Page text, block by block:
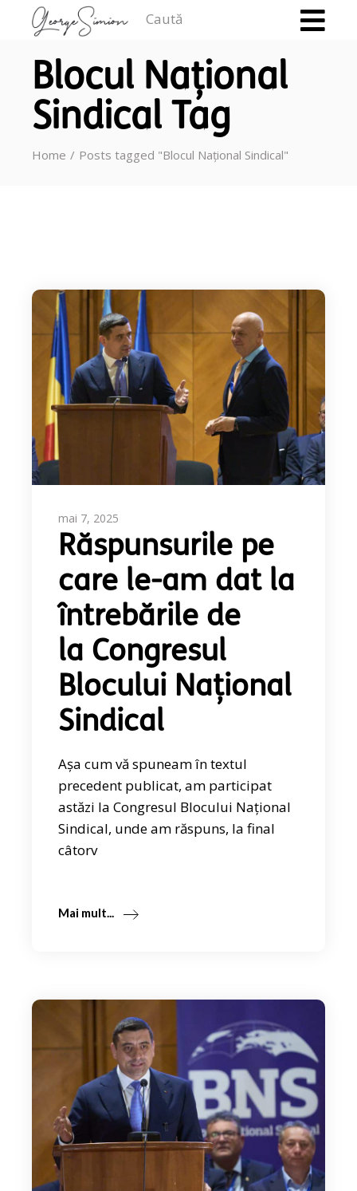
Blocul Național
Sindical Tag
Home Posts tagged "Blocul Național Sindical"
mai 7, 2025
Răspunsurile pe
care le-am dat la
întrebările de
la Congresul
Blocului Național
Sindical
Așa cum vă spuneam în textul
precedent publicat, am participat
astăzi la Congresul Blocului Național
Sindical, unde am răspuns, la final
câtorv
Mai mult...